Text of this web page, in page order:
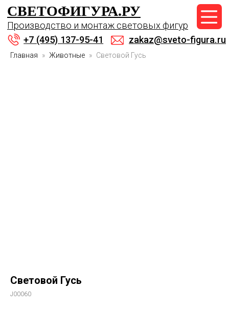
СВЕТОФИГУРА.РУ
Производство и монтаж световых фигур
zakaz@sveto-figura.ru
+7 (495) 137-95-41
zakaz@sveto-figura.ru
+7 (495) 137-95-41
Главная Животные Световой Гусь
Световой Гусь
J00060